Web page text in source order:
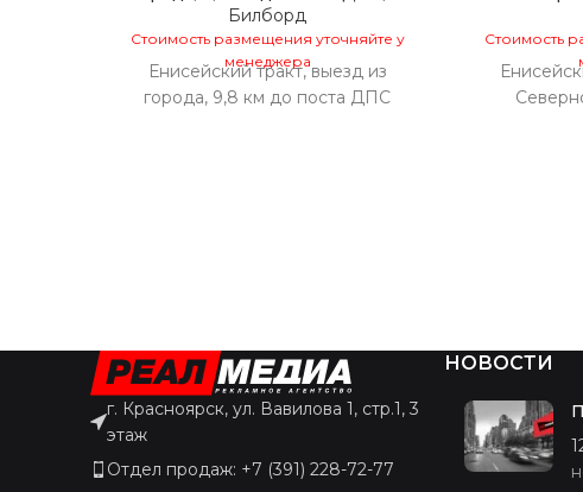
Билборд
Стоимость размещения уточняйте у
менеджера
Енисейский тракт, выезд из
города, 9,8 км до поста ДПС
Стоимость
г. Красноярск, ул. Вавилова 1, стр.1, 3
этаж
Отдел продаж: +7 (391) 228-72-77
НОВОСТИ